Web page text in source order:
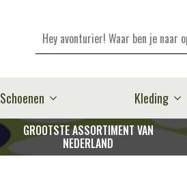
Zoeken
Schoenen Kleding
GROOTSTE ASSORTIMENT VAN
NEDERLAND